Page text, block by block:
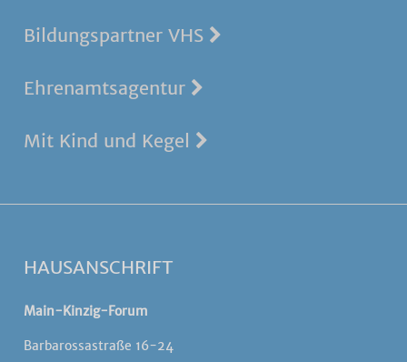
Bildungspartner VHS
Ehrenamtsagentur
Mit Kind und Kegel
HAUSANSCHRIFT
Main-Kinzig-Forum
Barbarossastraße 16-24